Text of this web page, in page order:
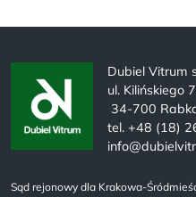
Dubiel Vitrum
ul. Kilińskiego
34-700
tel. +48 (18)
Sąd rejonowy dla Krakowa-